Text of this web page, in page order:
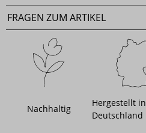
FRAGEN ZUM ARTIKEL
Nachhaltig
Hergestellt in
Deutschland